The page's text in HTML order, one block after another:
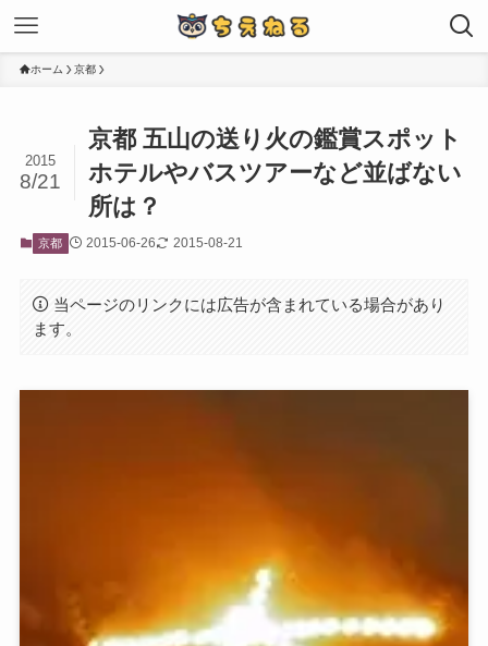
ホーム 京都
京都 五山の送り火の鑑賞スポット
ホテルやバスツアーなど並ばない
所は？
2015
8/21
京都 2015-06-26 2015-08-21
当ページのリンクには広告が含まれている場合があり
ます。